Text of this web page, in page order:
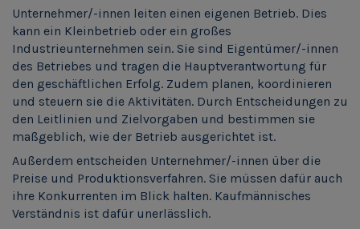
Unternehmer/-innen leiten einen eigenen Betrieb. Dies
kann ein Kleinbetrieb oder ein großes
Industrieunternehmen sein. Sie sind Eigentümer/-innen
des Betriebes und tragen die Hauptverantwortung für
den geschäftlichen Erfolg. Zudem planen, koordinieren
und steuern sie die Aktivitäten. Durch Entscheidungen zu
den Leitlinien und Zielvorgaben und bestimmen sie
maßgeblich, wie der Betrieb ausgerichtet ist.
Außerdem entscheiden Unternehmer/-innen über die
Preise und Produktionsverfahren. Sie müssen dafür auch
ihre Konkurrenten im Blick halten. Kaufmännisches
Verständnis ist dafür unerlässlich.